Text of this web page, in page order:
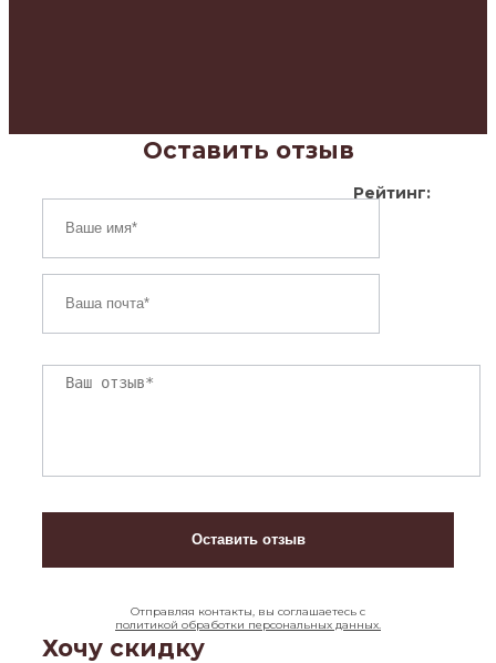
Оставить отзыв
Рейтинг:
Отправляя контакты, вы соглашаетесь с
политикой обработки персональных данных.
Хочу скидку